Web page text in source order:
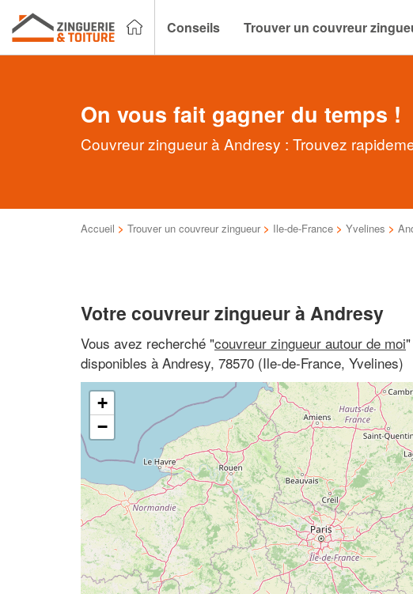
Conseils Trouver un couvreur
On vous fait gagner du temps !
Couvreur zingueur à Andresy : Trouvez
Accueil > Trouver un couvreur zingueur > Ile-de-France > Yvelines >
Votre couvreur zingueur à Andresy
Vous avez recherché "couvreur zingueur autour de moi
disponibles à Andresy, 78570 (Ile-de-France, Yvelines)
+
−